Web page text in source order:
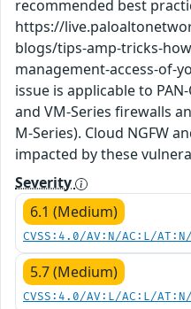
recommended best
https://
blogs/tips-amp-tricks-
management-access-of-
issue is applicable to
and VM-Series firewalls
M-Series). Cloud NGFW
impacted by these
Severity
6.1 (Medium)
CVSS:4.0/AV:N/AC:L/
5.7 (Medium)
CVSS:4.0/AV:L/AC:L/